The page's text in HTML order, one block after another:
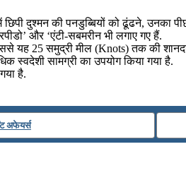
दुश्मन की पनडुब्बियों को ढूंढने, उनका
और ‘एंटी-सबमरीन भी लगाए गए हैं.
यह 25 समुद्री मील (Knots) तक की
स्वदेशी सामग्री का उपयोग किया गया है.
है.
अफेयर्स